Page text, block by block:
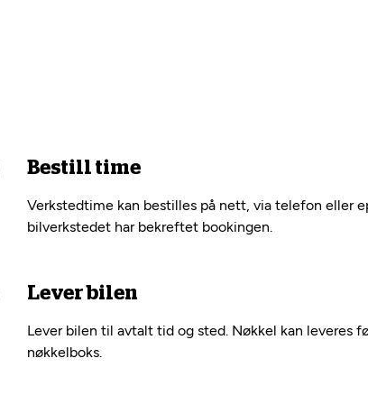
Bestill time
Verkstedtime kan bestilles på nett, via telefon eller
bilverkstedet har bekreftet bookingen.
Lever bilen
Lever bilen til avtalt tid og sted. Nøkkel kan leveres
nøkkelboks.